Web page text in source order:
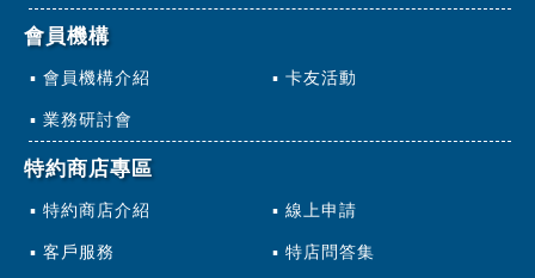
會員機構
會員機構介紹 卡友活動
業務研討會
特約商店專區
特約商店介紹 線上申請
客戶服務 特店問答集